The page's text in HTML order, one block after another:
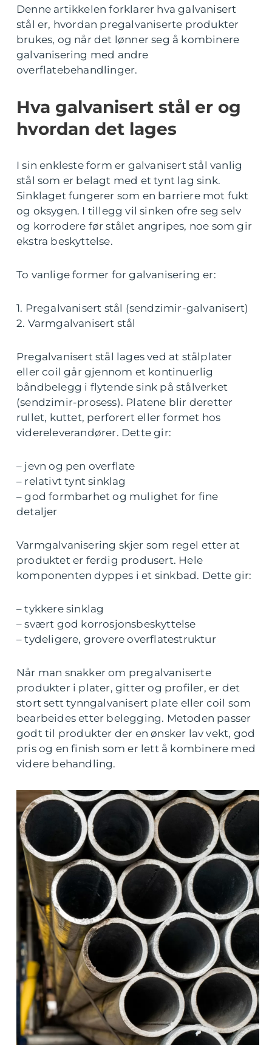
Denne artikkelen forklarer hva galvanisert
stål er, hvordan pregalvaniserte produkter
brukes, og når det lønner seg å kombinere
galvanisering med andre
overflatebehandlinger.
Hva galvanisert stål er og
hvordan det lages
I sin enkleste form er galvanisert stål vanlig
stål som er belagt med et tynt lag sink.
Sinklaget fungerer som en barriere mot fukt
og oksygen. I tillegg vil sinken ofre seg selv
og korrodere før stålet angripes, noe som gir
ekstra beskyttelse.
To vanlige former for galvanisering er:
1. Pregalvanisert stål (sendzimir-galvanisert)
2. Varmgalvanisert stål
Pregalvanisert stål lages ved at stålplater
eller coil går gjennom et kontinuerlig
båndbelegg i flytende sink på stålverket
(sendzimir-prosess). Platene blir deretter
rullet, kuttet, perforert eller formet hos
videreleverandører. Dette gir:
– jevn og pen overflate
– relativt tynt sinklag
– god formbarhet og mulighet for fine
detaljer
Varmgalvanisering skjer som regel etter at
produktet er ferdig produsert. Hele
komponenten dyppes i et sinkbad. Dette gir:
– tykkere sinklag
– svært god korrosjonsbeskyttelse
– tydeligere, grovere overflatestruktur
Når man snakker om pregalvaniserte
produkter i plater, gitter og profiler, er det
stort sett tynngalvanisert plate eller coil som
bearbeides etter belegging. Metoden passer
godt til produkter der en ønsker lav vekt, god
pris og en finish som er lett å kombinere med
videre behandling.